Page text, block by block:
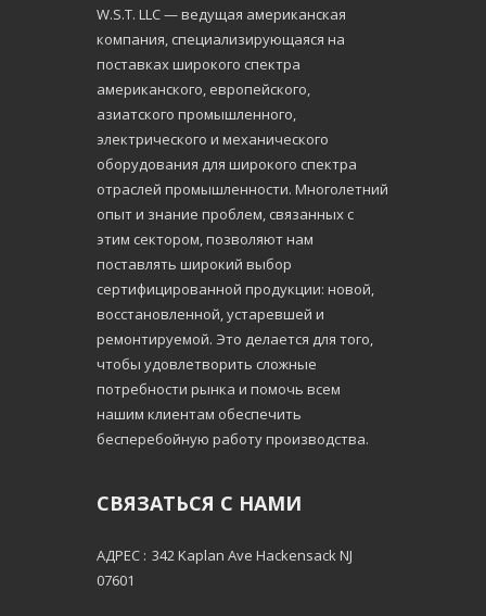
W.S.Т. LLC — ведущая американская
компания, специализирующаяся на
поставках широкого спектра
американского, европейского,
азиатского промышленного,
электрического и механического
оборудования для широкого спектра
отраслей промышленности. Многолетний
опыт и знание проблем, связанных с
этим сектором, позволяют нам
поставлять широкий выбор
сертифицированной продукции: новой,
восстановленной, устаревшей и
ремонтируемой. Это делается для того,
чтобы удовлетворить сложные
потребности рынка и помочь всем
нашим клиентам обеспечить
бесперебойную работу производства.
СВЯЗАТЬСЯ С НАМИ
АДРЕС : 342 Kaplan Ave Hackensack NJ
07601